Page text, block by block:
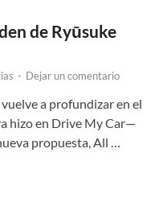
de Ryūsuke
- Dejar un comentario
a profundizar en el
hizo en Drive My Car—
propuesta, All …